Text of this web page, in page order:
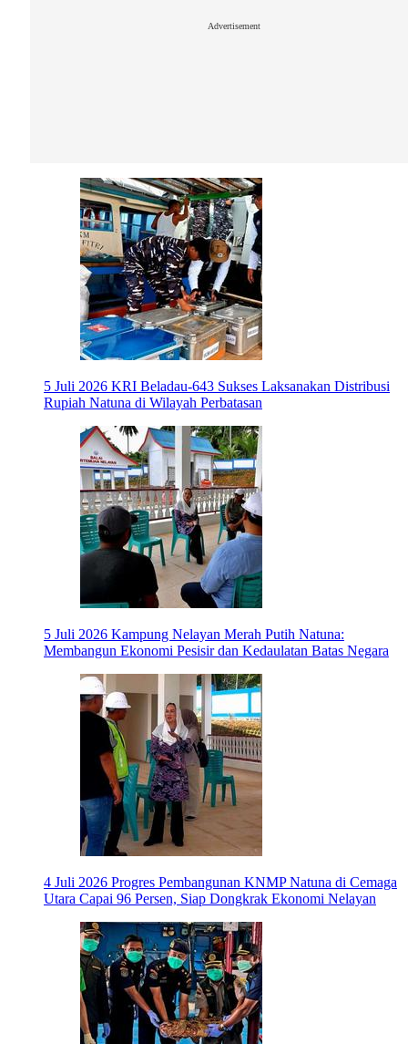
Advertisement
5 Juli 2026 KRI Beladau-643 Sukses Laksanakan Distribusi
Rupiah Natuna di Wilayah Perbatasan
5 Juli 2026 Kampung Nelayan Merah Putih Natuna:
Membangun Ekonomi Pesisir dan Kedaulatan Batas Negara
4 Juli 2026 Progres Pembangunan KNMP Natuna di Cemaga
Utara Capai 96 Persen, Siap Dongkrak Ekonomi Nelayan